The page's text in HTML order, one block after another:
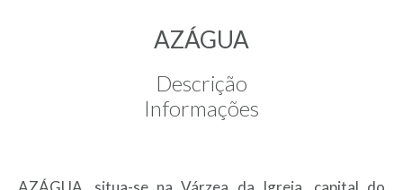
AZÁGUA
Descrição
Informações